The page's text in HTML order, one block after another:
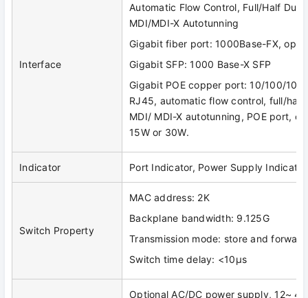
Interface
Automatic Flow Control, Full/Half
MDI/MDI-X Autotunning
Gigabit fiber port: 1000Base-FX,
Gigabit SFP: 1000 Base-X SFP
Gigabit POE copper port: 10/100/
RJ45, automatic flow control, full/half
MDI/ MDI-X autotunning, POE port,
15W or 30W.
Indicator Port Indicator, Power Supply
Switch Property
MAC address: 2K
Backplane bandwidth: 9.125G
Transmission mode: store and forward
Switch time delay: <10μs
Optional AC/DC power supply, 12~